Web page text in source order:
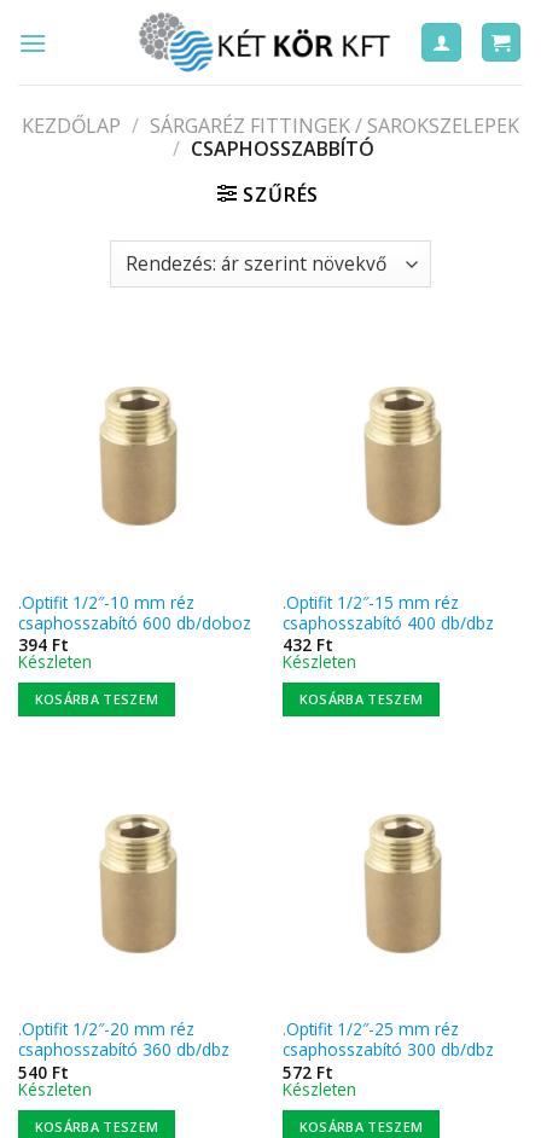
KEZDŐLAP / SÁRGARÉZ FITTINGEK / SAROKSZELEPEK
/ CSAPHOSSZABBÍTÓ
SZŰRÉS
.Optifit 1/2″-10 mm réz
csaphosszabító 600 db/doboz
394 Ft
Készleten
KOSÁRBA TESZEM
.Optifit 1/2″-15 mm réz
csaphosszabító 400 db/dbz
432 Ft
Készleten
KOSÁRBA TESZEM
.Optifit 1/2″-20 mm réz
csaphosszabító 360 db/dbz
540 Ft
Készleten
KOSÁRBA TESZEM
.Optifit 1/2″-25 mm réz
csaphosszabító 300 db/dbz
572 Ft
Készleten
KOSÁRBA TESZEM